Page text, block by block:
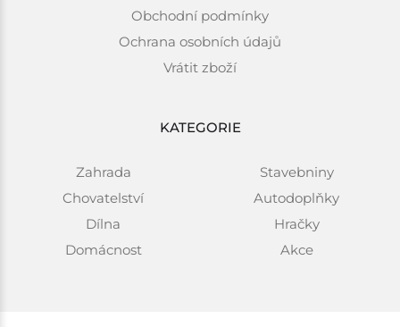
Obchodní podmínky
Ochrana osobních údajů
Vrátit zboží
KATEGORIE
Zahrada
Chovatelství
Dílna
Domácnost
Stavebniny
Autodoplňky
Hračky
Akce